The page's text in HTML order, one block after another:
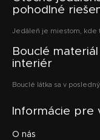
pohodlné
Jedáleň je miestom, kde
Bouclé
interiér
Bouclé látka sa v
Informácie pre
O nás